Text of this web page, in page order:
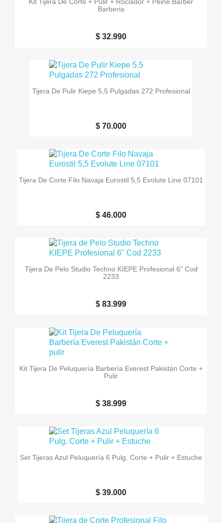
Kit Tijera De Corte + Pulir + Rociador + Peine Barber
Barberia
$ 32.990
Tijera De Pulir Kiepe 5,5 Pulgadas 272 Profesional
$ 70.000
Tijera De Corte Filo Navaja Eurostil 5,5 Evolute Line 07101
$ 46.000
Tijera De Pelo Studio Techno KIEPE Profesional 6" Cod
2233
$ 83.999
Kit Tijera De Peluquería Barbería Everest Pakistán Corte +
Pulir
$ 38.999
Set Tijeras Azul Peluquería 6 Pulg. Corte + Pulir + Estuche
$ 39.000